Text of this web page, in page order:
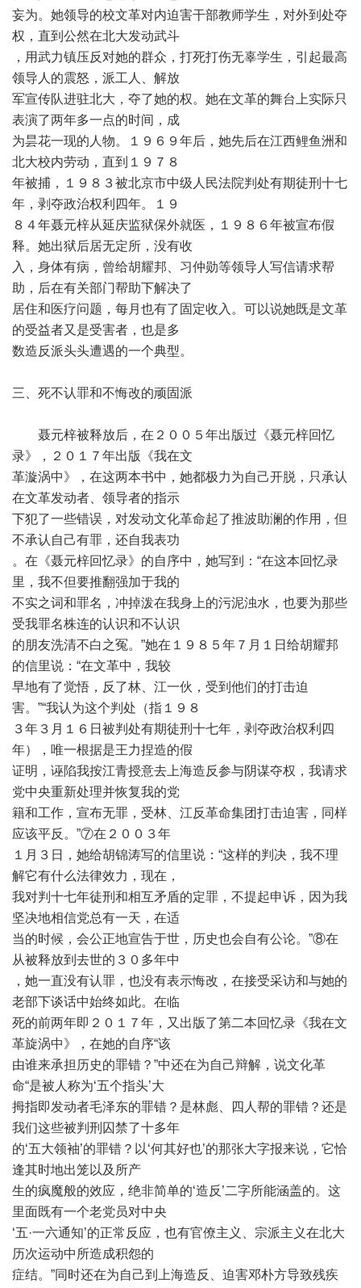
妄为。她领导的校文革对内迫害干部教师学生，对外到处夺
权，直到公然在北大发动武斗
，用武力镇压反对她的群众，打死打伤无辜学生，引起最高
领导人的震怒，派工人、解放
军宣传队进驻北大，夺了她的权。她在文革的舞台上实际只
表演了两年多一点的时间，成
为昙花一现的人物。１９６９年后，她先后在江西鲤鱼洲和
北大校内劳动，直到１９７８
年被捕，１９８３被北京市中级人民法院判处有期徒刑十七
年，剥夺政治权利四年。１９
８４年聂元梓从延庆监狱保外就医，１９８６年被宣布假
释。她出狱后居无定所，没有收
入，身体有病，曾给胡耀邦、习仲勋等领导人写信请求帮
助，后在有关部门帮助下解决了
居住和医疗问题，每月也有了固定收入。可以说她既是文革
的受益者又是受害者，也是多
数造反派头头遭遇的一个典型。
三、死不认罪和不悔改的顽固派
聂元梓被释放后，在２００５年出版过《聂元梓回忆
录》，２０１７年出版《我在文
革漩涡中》，在这两本书中，她都极力为自己开脱，只承认
在文革发动者、领导者的指示
下犯了一些错误，对发动文化革命起了推波助澜的作用，但
不承认自己有罪，还自我表功
。在《聂元梓回忆录》的自序中，她写到：“在这本回忆录
里，我不但要推翻强加于我的
不实之词和罪名，冲掉泼在我身上的污泥浊水，也要为那些
受我罪名株连的认识和不认识
的朋友洗清不白之冤。”她在１９８５年７月１日给胡耀邦
的信里说：“在文革中，我较
早地有了觉悟，反了林、江一伙，受到他们的打击迫
害。”“我认为这个判处（指１９８
３年３月１６日被判处有期徒刑十七年，剥夺政治权利四
年），唯一根据是王力捏造的假
证明，诬陷我按江青授意去上海造反参与阴谋夺权，我请求
党中央重新处理并恢复我的党
籍和工作，宣布无罪，受林、江反革命集团打击迫害，同样
应该平反。”⑦在２００３年
１月３日，她给胡锦涛写的信里说：“这样的判决，我不理
解它有什么法律效力，现在，
我对判十七年徒刑和相互矛盾的定罪，不提起申诉，因为我
坚决地相信党总有一天，在适
当的时候，会公正地宣告于世，历史也会自有公论。”⑧在
从被释放到去世的３０多年中
，她一直没有认罪，也没有表示悔改，在接受采访和与她的
老部下谈话中始终如此。在临
死的前两年即２０１７年，又出版了第二本回忆录《我在文
革旋涡中》，在她的自序“该
由谁来承担历史的罪错？”中还在为自己辩解，说文化革
命“是被人称为‘五个指头’大
拇指即发动者毛泽东的罪错？是林彪、四人帮的罪错？还是
我们这些被判刑囚禁了十多年
的‘五大领袖’的罪错？以‘何其好也’的那张大字报来说，它恰
逢其时地出笼以及所产
生的疯魔般的效应，绝非简单的‘造反’二字所能涵盖的。这
里面既有一个老党员对中央
‘五·一六通知’的正常反应，也有官僚主义、宗派主义在北大
历次运动中所造成积怨的
症结。”同时还在为自己到上海造反、迫害邓朴方导致残疾